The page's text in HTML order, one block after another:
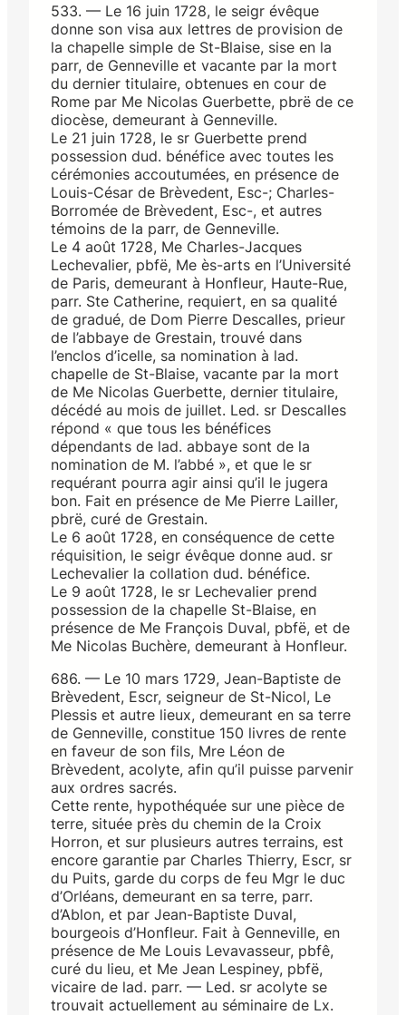
533. — Le 16 juin 1728, le seigr évêque
donne son visa aux lettres de provision de
la chapelle simple de St-Blaise, sise en la
parr, de Genneville et vacante par la mort
du dernier titulaire, obtenues en cour de
Rome par Me Nicolas Guerbette, pbrë de ce
diocèse, demeurant à Genneville.
Le 21 juin 1728, le sr Guerbette prend
possession dud. bénéfice avec toutes les
cérémonies accoutumées, en présence de
Louis-César de Brèvedent, Esc-; Charles-
Borromée de Brèvedent, Esc-, et autres
témoins de la parr, de Genneville.
Le 4 août 1728, Me Charles-Jacques
Lechevalier, pbfë, Me ès-arts en l’Université
de Paris, demeurant à Honfleur, Haute-Rue,
parr. Ste Catherine, requiert, en sa qualité
de gradué, de Dom Pierre Descalles, prieur
de l’abbaye de Grestain, trouvé dans
l’enclos d’icelle, sa nomination à lad.
chapelle de St-Blaise, vacante par la mort
de Me Nicolas Guerbette, dernier titulaire,
décédé au mois de juillet. Led. sr Descalles
répond « que tous les bénéfices
dépendants de lad. abbaye sont de la
nomination de M. l’abbé », et que le sr
requérant pourra agir ainsi qu’il le jugera
bon. Fait en présence de Me Pierre Lailler,
pbrë, curé de Grestain.
Le 6 août 1728, en conséquence de cette
réquisition, le seigr évêque donne aud. sr
Lechevalier la collation dud. bénéfice.
Le 9 août 1728, le sr Lechevalier prend
possession de la chapelle St-Blaise, en
présence de Me François Duval, pbfë, et de
Me Nicolas Buchère, demeurant à Honfleur.
686. — Le 10 mars 1729, Jean-Baptiste de
Brèvedent, Escr, seigneur de St-Nicol, Le
Plessis et autre lieux, demeurant en sa terre
de Genneville, constitue 150 livres de rente
en faveur de son fils, Mre Léon de
Brèvedent, acolyte, afin qu’il puisse parvenir
aux ordres sacrés.
Cette rente, hypothéquée sur une pièce de
terre, située près du chemin de la Croix
Horron, et sur plusieurs autres terrains, est
encore garantie par Charles Thierry, Escr, sr
du Puits, garde du corps de feu Mgr le duc
d’Orléans, demeurant en sa terre, parr.
d’Ablon, et par Jean-Baptiste Duval,
bourgeois d’Honfleur. Fait à Genneville, en
présence de Me Louis Levavasseur, pbfê,
curé du lieu, et Me Jean Lespiney, pbfë,
vicaire de lad. parr. — Led. sr acolyte se
trouvait actuellement au séminaire de Lx.